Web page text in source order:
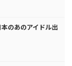
のあのアイドル出